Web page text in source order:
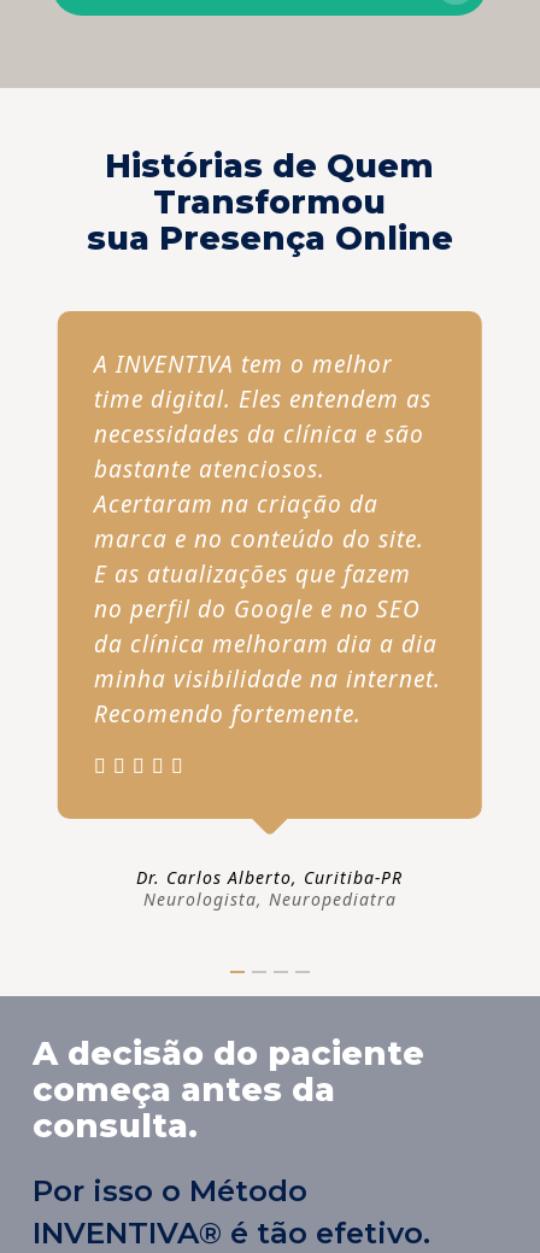
Histórias de Quem
Transformou
sua Presença Online
A INVENTIVA tem o melhor
time digital. Eles entendem as
necessidades da clínica e são
bastante atenciosos.
Acertaram na criação da
marca e no conteúdo do site.
E as atualizações que fazem
no perfil do Google e no SEO
da clínica melhoram dia a dia
minha visibilidade na internet.
Recomendo fortemente.
Dr. Carlos Alberto, Curitiba-PR
Neurologista, Neuropediatra
A decisão do paciente
começa antes da
consulta.
Por isso o Método
INVENTIVA® é tão efetivo.